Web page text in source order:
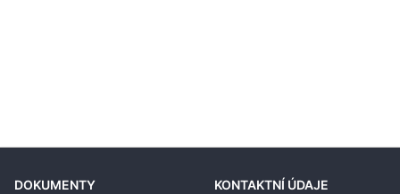
DOKUMENTY KONTAKTNÍ ÚDAJE